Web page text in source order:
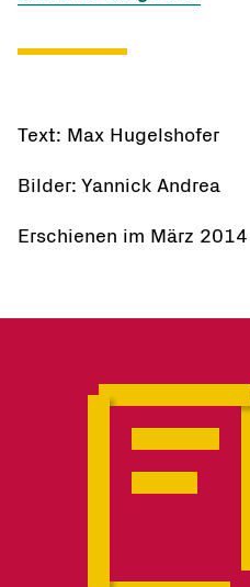
Text: Max Hugelshofer
Bilder: Yannick Andrea
Erschienen im März 2014